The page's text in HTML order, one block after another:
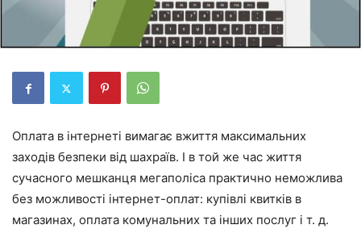
Оплата в інтернеті вимагає вжиття максимальних
заходів безпеки від шахраїв. І в той же час життя
сучасного мешканця мегаполіса практично неможлива
без можливості інтернет-оплат: купівлі квитків в
магазинах, оплата комунальних та інших послуг і т. д.